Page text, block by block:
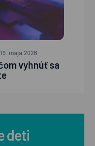
19. mája 2026
vyhnúť sa
deti